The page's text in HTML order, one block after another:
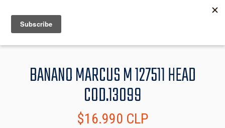
MENU
BANANO MARCUS M 127511 HEAD
COD.13099
$16.990 CLP